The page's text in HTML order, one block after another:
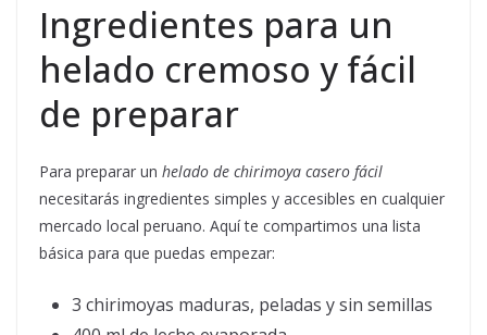
Ingredientes para un
helado cremoso y fácil
de preparar
Para preparar un helado de chirimoya casero fácil
necesitarás ingredientes simples y accesibles en cualquier
mercado local peruano. Aquí te compartimos una lista
básica para que puedas empezar:
3 chirimoyas maduras, peladas y sin semillas